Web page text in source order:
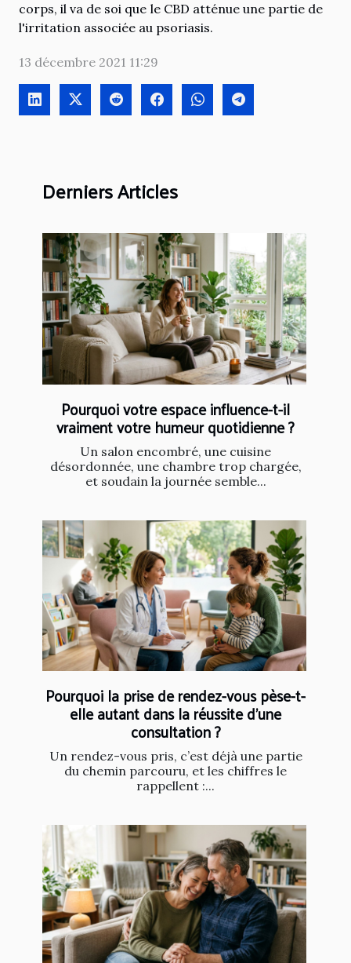
corps, il va de soi que le CBD atténue une partie de
l'irritation associée au psoriasis.
13 décembre 2021 11:29
Derniers Articles
Pourquoi votre espace influence-t-il
vraiment votre humeur quotidienne ?
Un salon encombré, une cuisine
désordonnée, une chambre trop chargée,
et soudain la journée semble...
Pourquoi la prise de rendez-vous pèse-t-
elle autant dans la réussite d’une
consultation ?
Un rendez-vous pris, c’est déjà une partie
du chemin parcouru, et les chiffres le
rappellent :...